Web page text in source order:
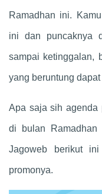
Ramadhan ini.
ini dan puncaknya
sampai ketinggalan,
yang beruntung
Apa saja sih agenda
di bulan
Jagoweb berikut
promonya.